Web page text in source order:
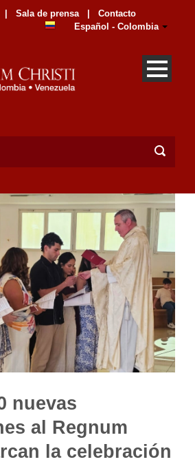
Sala de prensa
Contacto
Español - Colombia
nuevas
al Regnum
la celebración